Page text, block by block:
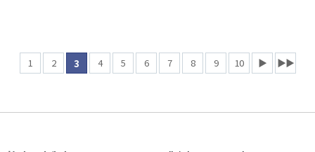
1 2 3 4 5 6 7 8 9 10 ▶ ▶▶